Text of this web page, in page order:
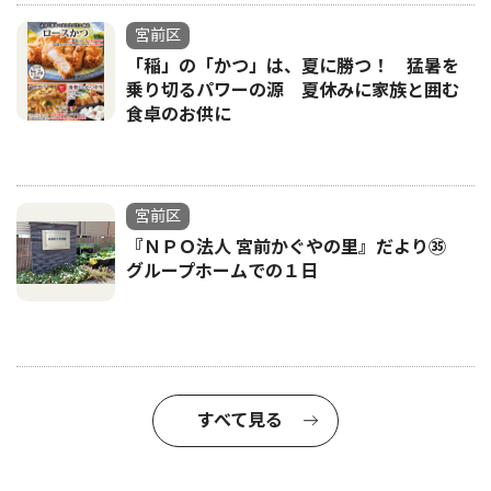
宮前区
「稲」の「かつ」は、夏に勝つ！ 猛暑を
乗り切るパワーの源 夏休みに家族と囲む
食卓のお供に
宮前区
『ＮＰＯ法人 宮前かぐやの里』だより㉟
グループホームでの１日
すべて見る